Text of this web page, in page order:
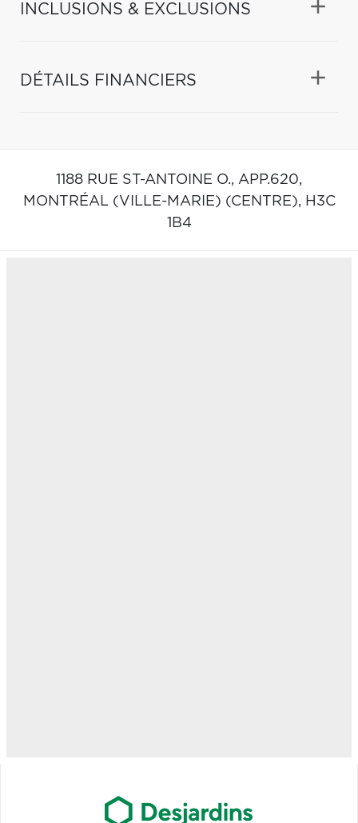
INCLUSIONS & EXCLUSIONS
DÉTAILS FINANCIERS
1188 RUE ST-ANTOINE O., APP.620,
MONTRÉAL (VILLE-MARIE) (CENTRE), H3C
1B4